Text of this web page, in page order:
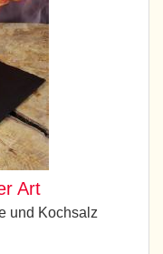
Art
und Kochsalz